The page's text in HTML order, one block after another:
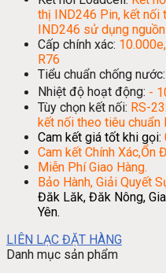
thị IND246 Pin, kết nối
IND246 sử dụng
Cấp chính xác:
R76
Tiểu chuẩn chống nước:
Nhiệt độ hoạt động: -
Tùy chọn kết nối: RS-
kết nối theo tiêu chuẩn
Cam kết giá tốt khi gọi:
Cam kết Chính Xác,Ổn
Miễn Phí Giao Hàng.
Bảo Hành, Giải Quyết
Đăk Lăk, Đăk Nông,
Yên.
LIÊN LẠC ĐẶT HÀNG
Danh mục sản phẩm